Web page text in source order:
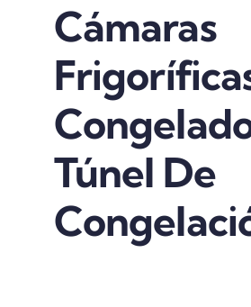
Cámaras
Túnel De